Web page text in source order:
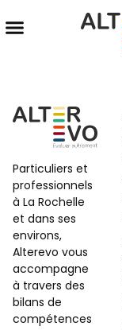
Particuliers et
professionnels
à La Rochelle
et dans ses
environs,
Alterevo vous
accompagne
à travers des
bilans de
compétences